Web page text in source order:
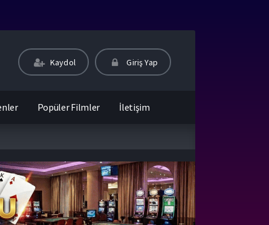
Kaydol Giriş Yap
Popüler Filmler İletişim